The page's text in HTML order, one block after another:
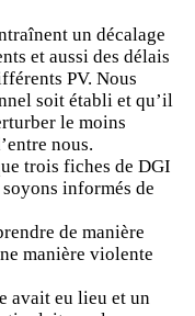
un décalage
et aussi des délais
PV. Nous
soit établi et qu’il
le moins
nous.
trois fiches de DGI
informés de
de manière
manière violente
avait eu lieu et un